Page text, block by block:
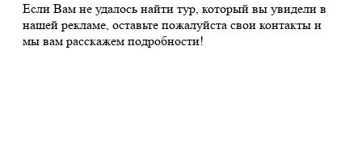
Если Вам не удалось найти тур, который вы увидели в
нашей рекламе, оставьте пожалуйста свои контакты и
мы вам расскажем подробности!